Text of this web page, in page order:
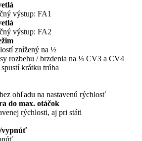
výstup: FA1
výstup: FA2
znížený na ½
rozbehu / brzdenia na ¼ CV3 a CV4
krátku trúba
ohľadu na nastavenú rýchlosť
do max. otáčok
rýchlosti, aj pri státi
vypnúť